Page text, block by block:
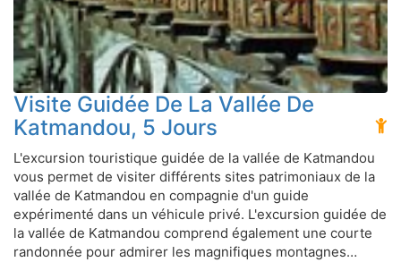
Visite Guidée De La Vallée De
Katmandou, 5 Jours
L'excursion touristique guidée de la vallée de Katmandou
vous permet de visiter différents sites patrimoniaux de la
vallée de Katmandou en compagnie d'un guide
expérimenté dans un véhicule privé. L'excursion guidée de
la vallée de Katmandou comprend également une courte
randonnée pour admirer les magnifiques montagnes…